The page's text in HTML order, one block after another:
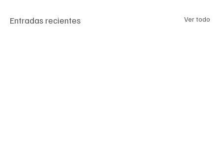
Entradas recientes Ver todo